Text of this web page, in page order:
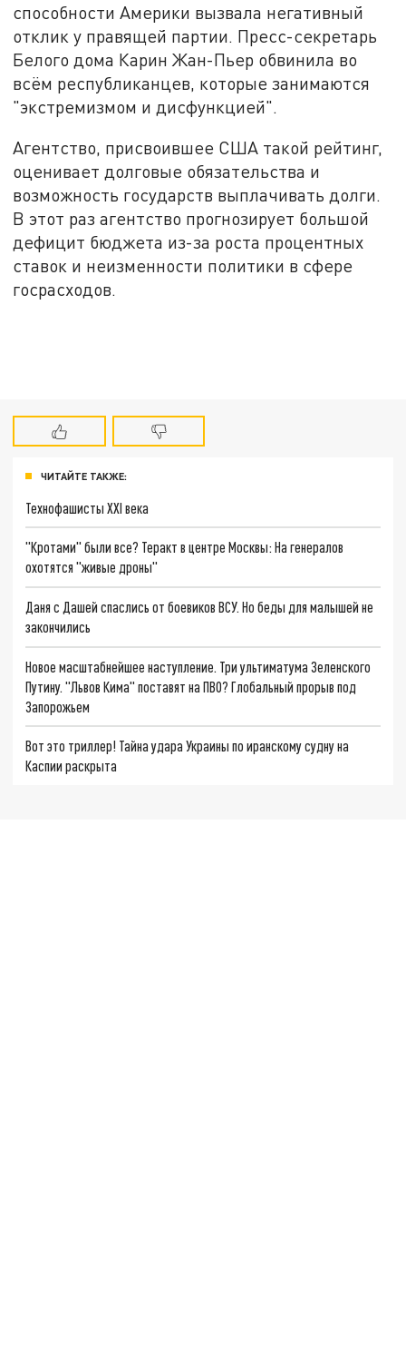
способности Америки вызвала негативный
отклик у правящей партии. Пресс-секретарь
Белого дома Карин Жан-Пьер обвинила во
всём республиканцев, которые занимаются
"экстремизмом и дисфункцией".
Агентство, присвоившее США такой рейтинг,
оценивает долговые обязательства и
возможность государств выплачивать долги.
В этот раз агентство прогнозирует большой
дефицит бюджета из-за роста процентных
ставок и неизменности политики в сфере
госрасходов.
ЧИТАЙТЕ ТАКЖЕ:
Технофашисты XXI века
"Кротами" были все? Теракт в центре Москвы: На генералов
охотятся "живые дроны"
Даня с Дашей спаслись от боевиков ВСУ. Но беды для малышей не
закончились
Новое масштабнейшее наступление. Три ультиматума Зеленского
Путину. "Львов Кима" поставят на ПВО? Глобальный прорыв под
Запорожьем
Вот это триллер! Тайна удара Украины по иранскому судну на
Каспии раскрыта